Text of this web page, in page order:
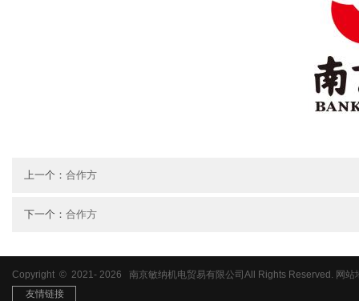
上一个： 合作方
下一个： 合作方
Copyright © 2021- 2026 南京敏纳机电贸易有限公司All Rights Reserved. 网站
友情链接